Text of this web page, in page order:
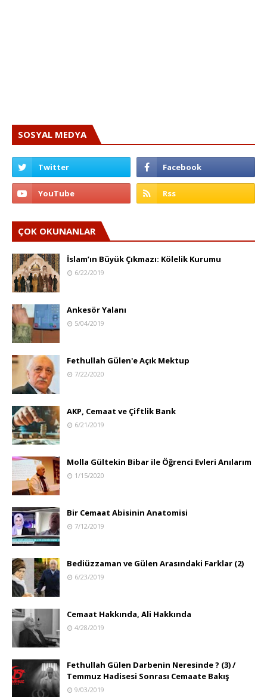
SOSYAL MEDYA
ÇOK OKUNANLAR
İslam’ın Büyük Çıkmazı: Kölelik Kurumu
6/22/2019
Ankesör Yalanı
5/04/2019
Fethullah Gülen'e Açık Mektup
7/22/2020
AKP, Cemaat ve Çiftlik Bank
6/21/2019
Molla Gültekin Bibar ile Öğrenci Evleri Anılarım
1/15/2020
Bir Cemaat Abisinin Anatomisi
7/12/2019
Bediüzzaman ve Gülen Arasındaki Farklar (2)
6/23/2019
Cemaat Hakkında, Ali Hakkında
4/28/2019
Fethullah Gülen Darbenin Neresinde ? (3) /
Temmuz Hadisesi Sonrası Cemaate Bakış
9/03/2019